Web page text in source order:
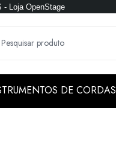
- Loja OpenStage
DE CORDAS